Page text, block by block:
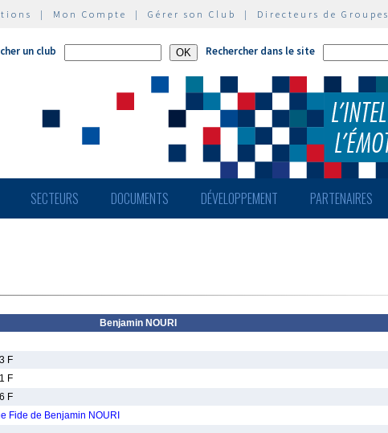
| Mon Compte | Gérer son Club | Directeurs de Groupes
un club Rechercher dans le site
SECTEURS DOCUMENTS DÉVELOPPEMENT PARTENAIRES
Benjamin NOURI
F
F
F
Fide de Benjamin NOURI